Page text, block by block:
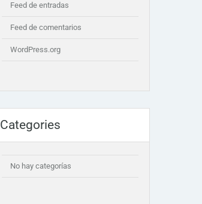
Feed de entradas
Feed de comentarios
WordPress.org
Categories
No hay categorías